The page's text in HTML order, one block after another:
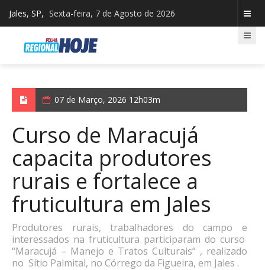
Jales, SP, Sexta-feira, 7 de Agosto de 2026
07 de Março, 2026 12h03m
Curso de Maracujá
capacita produtores
rurais e fortalece a
fruticultura em Jales
Produtores rurais, trabalhadores do campo e
interessados na fruticultura participaram do curso
“Maracujá – Manejo e Tratos Culturais” , realizado
no Sítio Palmital, no Córrego da Figueira, em Jales .